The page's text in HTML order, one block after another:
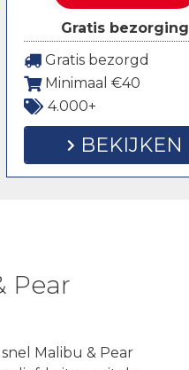
Gratis bezorging
Gratis bezorgd
Minimaal €40
4.000+
BEKIJKEN
Pear
Malibu & Pear